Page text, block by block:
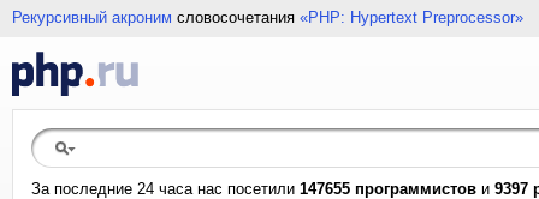
Рекурсивный акроним словосочетания «PHP: Hypertext Preprocessor»
За последние 24 часа нас посетили 147655 программистов и 9397